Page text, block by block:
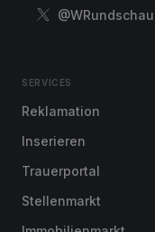
@WRundschau
SERVICES
Reklamation
Inserieren
Trauerportal
Stellenmarkt